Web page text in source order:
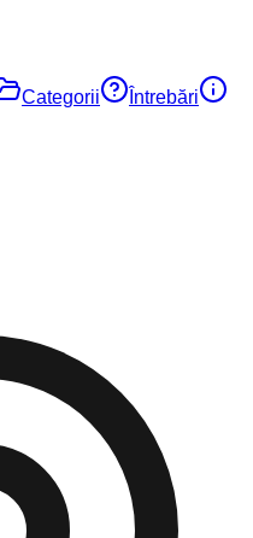
Categorii
Întrebări